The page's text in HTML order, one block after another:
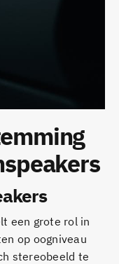
een grote rol in
op oogniveau
stereobeeld te